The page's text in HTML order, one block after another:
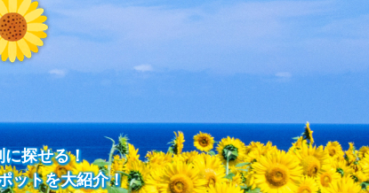
探せる！
ットを大紹介！